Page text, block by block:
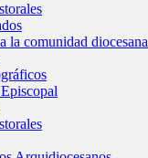
la comunidad diocesana